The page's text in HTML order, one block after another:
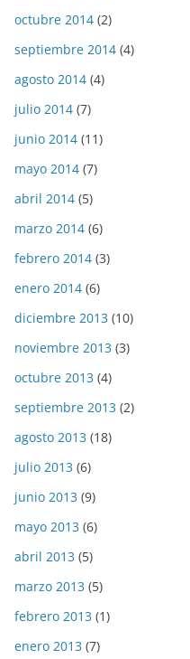
octubre 2014 (2)
septiembre 2014 (4)
agosto 2014 (4)
julio 2014 (7)
junio 2014 (11)
mayo 2014 (7)
abril 2014 (5)
marzo 2014 (6)
febrero 2014 (3)
enero 2014 (6)
diciembre 2013 (10)
noviembre 2013 (3)
octubre 2013 (4)
septiembre 2013 (2)
agosto 2013 (18)
julio 2013 (6)
junio 2013 (9)
mayo 2013 (6)
abril 2013 (5)
marzo 2013 (5)
febrero 2013 (1)
enero 2013 (7)